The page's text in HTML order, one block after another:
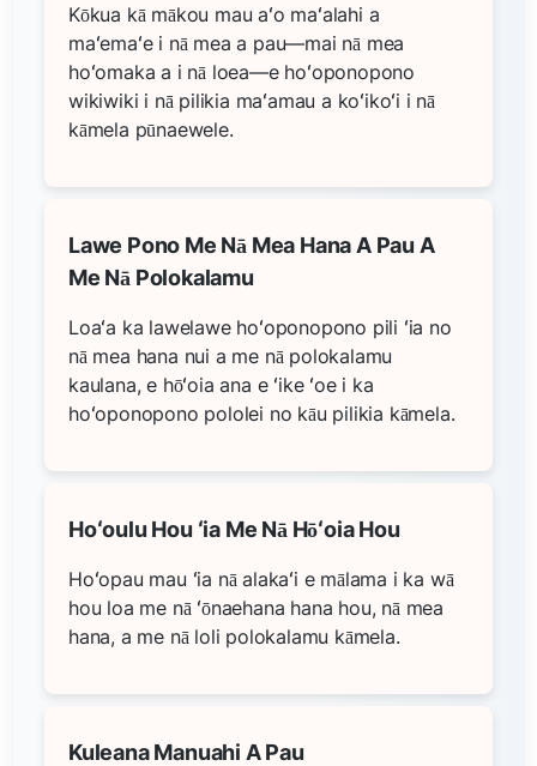
Kōkua kā mākou mau aʻo maʻalahi a
maʻemaʻe i nā mea a pau—mai nā mea
hoʻomaka a i nā loea—e hoʻoponopono
wikiwiki i nā pilikia maʻamau a koʻikoʻi i nā
kāmela pūnaewele.
Lawe Pono Me Nā Mea Hana A Pau A
Me Nā Polokalamu
Loaʻa ka lawelawe hoʻoponopono pili ʻia no
nā mea hana nui a me nā polokalamu
kaulana, e hōʻoia ana e ʻike ʻoe i ka
hoʻoponopono pololei no kāu pilikia kāmela.
Hoʻoulu Hou ʻia Me Nā Hōʻoia Hou
Hoʻopau mau ʻia nā alakaʻi e mālama i ka wā
hou loa me nā ʻōnaehana hana hou, nā mea
hana, a me nā loli polokalamu kāmela.
Kuleana Manuahi A Pau